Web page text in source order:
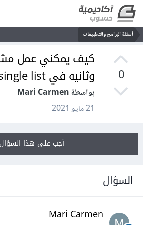
أسئلة البرامج والتطبيقات
0
كيف يمكني عمل
وثانيه في single list
بواسطة Mari Carmen
21 مايو 2021
أجب على هذا السؤال
السؤال
Mari Carmen